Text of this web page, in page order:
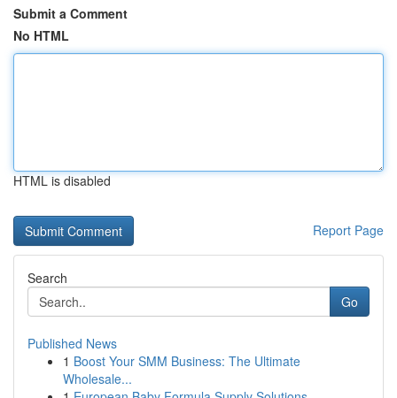
Submit a Comment
No HTML
HTML is disabled
Report Page
Search
Go
Published News
1 Boost Your SMM Business: The Ultimate
Wholesale...